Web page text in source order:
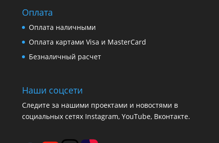
Оплата
Оплата наличными
Оплата картами Visa и MasterCard
Безналичный расчет
Наши соцсети
Следите за нашими проектами и новостями в
социальных сетях Instagram, YouTube, Вконтакте.